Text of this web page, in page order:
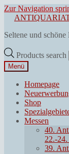
Zur Navigation
Seltene und
Products search
Menü
Homepage
Shop
Messen
40.
22.-24.
39.